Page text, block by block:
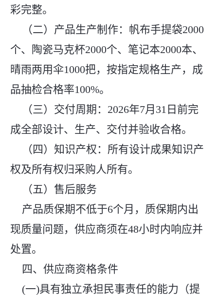
彩完整。
（二）产品生产制作：帆布手提袋2000
个、陶瓷马克杯2000个、笔记本2000本、
晴雨两用伞1000把，按指定规格生产，成
品抽检合格率100%。
（三）交付周期：2026年7月31日前完
成全部设计、生产、交付并验收合格。
（四）知识产权：所有设计成果知识产
权及所有权归采购人所有。
（五）售后服务
产品质保期不低于6个月，质保期内出
现质量问题，供应商须在48小时内响应并
处置。
四、供应商资格条件
(一)具有独立承担民事责任的能力（提